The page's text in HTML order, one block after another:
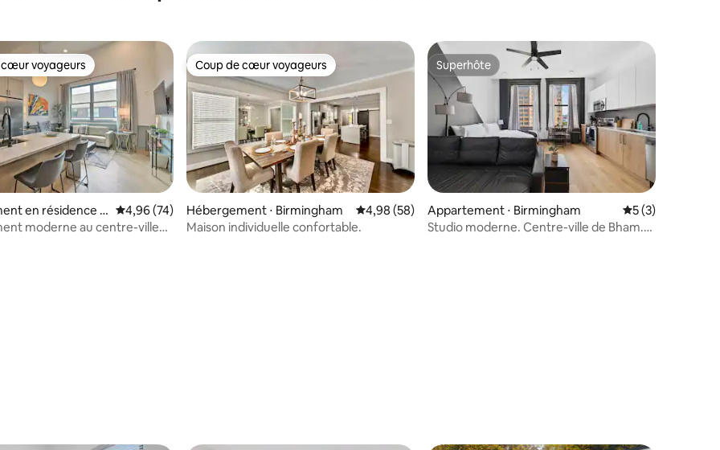
base de 60 commentaires : 4,98 sur 5
cœur voyageurs
voyageurs
en résidence ⋅
Évaluation moyenne sur la base de 74 commentaires : 4,96 sur 5
4,96 (74)
moderne au centre-ville
Coup de cœur voyageurs
Coup de cœur voyageurs
Hébergement ⋅ Birmingham Évaluation moyenne sur la base de 58 commentaires : 4,98 sur 5
4,98 (58)
Maison individuelle confortable.
Superhôte
Superhôte
Appartement ⋅ Birmingham Évaluation
5 (3)
Studio moderne. Centre-ville de Bham.